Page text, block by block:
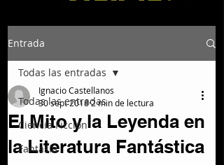
Entrada
Todas las entradas
Ciencia Ficción
Fantasía
Todas las entradas
El Mito y la Leyenda en
la Literatura Fantástica
Ignacio Castellanos
30 sept 20182 min de lectura